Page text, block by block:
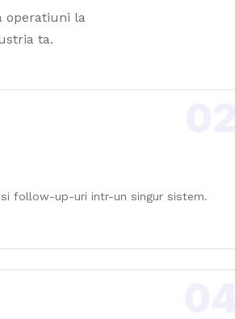
operatiuni la
ta.
follow-up-uri intr-un singur sistem.